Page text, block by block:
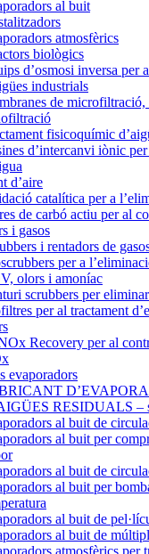
al buit
atmosfèrics
biològics
d’osmosi inversa per
industrials
de
fisicoquímic
d’intercanvi iònic
d’aire
catalítica per a
de carbó actiu per al
i gasos
i rentadors de
per a
olors i amoníac
scrubbers per
per al tractament
Recovery per al
evaporadors
RESIDUALS –
al buit de
al buit per
al buit de
al buit per
al buit de
al buit de
atmosfèrics per